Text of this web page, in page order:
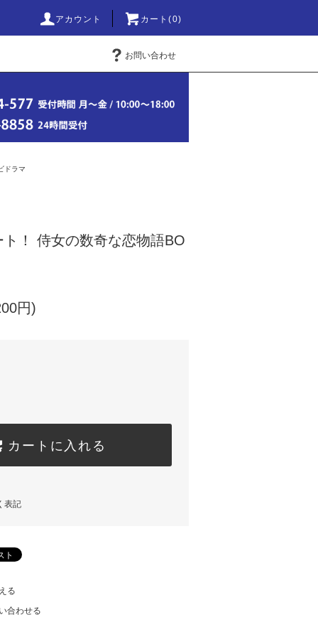
アカウント カート(0)
お問い合わせ
ドラマ
！ 侍女の数奇な恋物語BO
円)
カートに入れる
表記
る
合わせる